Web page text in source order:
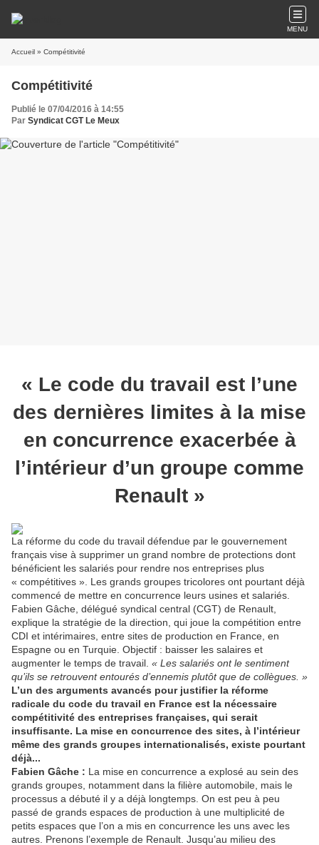
MENU
Accueil » Compétitivité
Compétitivité
Publié le 07/04/2016 à 14:55
Par Syndicat CGT Le Meux
« Le code du travail est l’une
des dernières limites à la mise
en concurrence exacerbée à
l’intérieur d’un groupe comme
Renault »
La réforme du code du travail défendue par le gouvernement
français vise à supprimer un grand nombre de protections dont
bénéficient les salariés pour rendre nos entreprises plus
« compétitives ». Les grands groupes tricolores ont pourtant déjà
commencé de mettre en concurrence leurs usines et salariés.
Fabien Gâche, délégué syndical central (CGT) de Renault,
explique la stratégie de la direction, qui joue la compétition entre
CDI et intérimaires, entre sites de production en France, en
Espagne ou en Turquie. Objectif : baisser les salaires et
augmenter le temps de travail. « Les salariés ont le sentiment
qu’ils se retrouvent entourés d’ennemis plutôt que de collègues. »
L’un des arguments avancés pour justifier la réforme
radicale du code du travail en France est la nécessaire
compétitivité des entreprises françaises, qui serait
insuffisante. La mise en concurrence des sites, à l’intérieur
même des grands groupes internationalisés, existe pourtant
déjà...
Fabien Gâche : La mise en concurrence a explosé au sein des
grands groupes, notamment dans la filière automobile, mais le
processus a débuté il y a déjà longtemps. On est peu à peu
passé de grands espaces de production à une multiplicité de
petits espaces que l’on a mis en concurrence les uns avec les
autres. Prenons l’exemple de Renault. Jusqu’au milieu des